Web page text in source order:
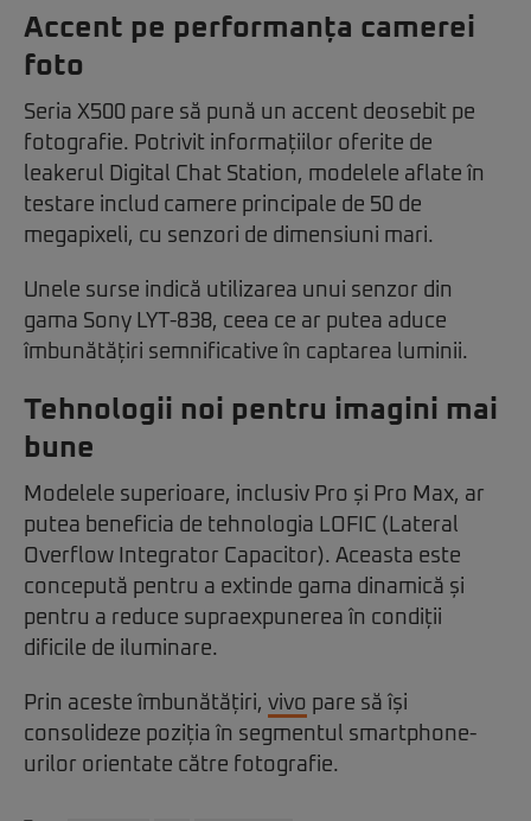
Accent pe performanța camerei
foto
Seria X500 pare să pună un accent deosebit pe
fotografie. Potrivit informațiilor oferite de
leakerul Digital Chat Station, modelele aflate în
testare includ camere principale de 50 de
megapixeli, cu senzori de dimensiuni mari.
Unele surse indică utilizarea unui senzor din
gama Sony LYT-838, ceea ce ar putea aduce
îmbunătățiri semnificative în captarea luminii.
Tehnologii noi pentru imagini mai
bune
Modelele superioare, inclusiv Pro și Pro Max, ar
putea beneficia de tehnologia LOFIC (Lateral
Overflow Integrator Capacitor). Aceasta este
concepută pentru a extinde gama dinamică și
pentru a reduce supraexpunerea în condiții
dificile de iluminare.
Prin aceste îmbunătățiri, vivo pare să își
consolideze poziția în segmentul smartphone-
urilor orientate către fotografie.